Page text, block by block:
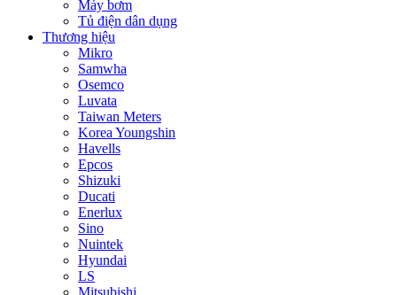
Máy bơm
Tủ điện dân dụng
Thương hiệu
Mikro
Samwha
Osemco
Luvata
Taiwan Meters
Korea Youngshin
Havells
Epcos
Shizuki
Ducati
Enerlux
Sino
Nuintek
Hyundai
LS
Mitsubishi